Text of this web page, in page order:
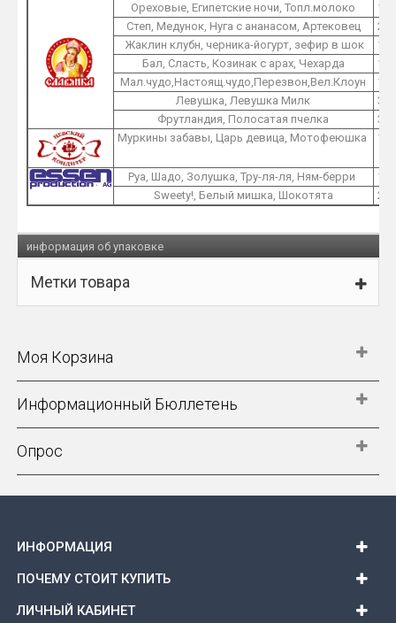
Ореховые, Египетские ночи, Топл.молоко
1
Степ, Медунок, Нуга с ананасом, Артековец
2
Жаклин клубн, черника-йогурт, зефир в шок
1
Бал, Сласть, Козинак с арах, Чехарда
1
Мал.чудо,Настоящ.чудо,Перезвон,Вел.Клоун
1
Левушка, Левушка Милк
3
Фрутландия, Полосатая пчелка
3
Муркины забавы, Царь девица, Мотофеюшка
1
Руа, Шадо, Золушка, Тру-ля-ля, Ням-берри
1
Sweety!, Белый мишка, Шокотята
2
информация об упаковке
Метки товара
Моя Корзина
Информационный Бюллетень
Опрос
ИНФОРМАЦИЯ
ПОЧЕМУ СТОИТ КУПИТЬ
ЛИЧНЫЙ КАБИНЕТ